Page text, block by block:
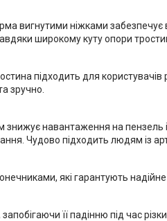
вигнутими ніжками забезпечує
широкому куту опори
підходить для користувачів
зручно.
навантаження на пензель
Чудово підходить людям із
які гарантують
її падінню під час